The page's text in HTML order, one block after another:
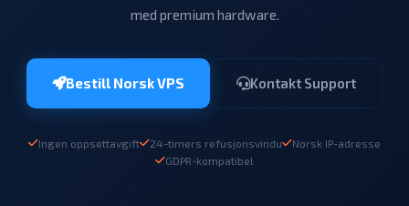
med premium hardware.
Bestill Norsk VPS Kontakt Support
Ingen oppsettavgift 24-timers refusjonsvindu
Norsk IP-adresse
GDPR-kompatibel